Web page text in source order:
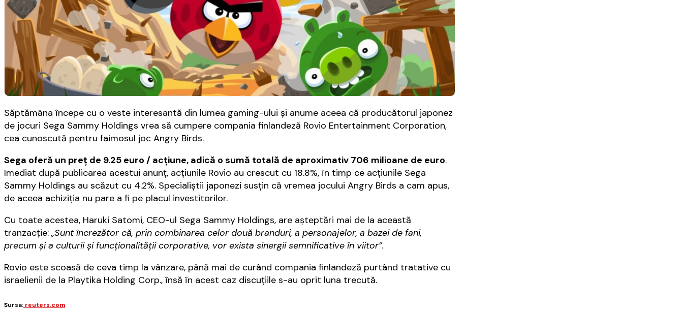
Săptămâna începe cu o veste interesantă din lumea gaming-ului şi anume aceea că producătorul japonez
de jocuri Sega Sammy Holdings vrea să cumpere compania finlandeză Rovio Entertainment Corporation,
cea cunoscută pentru faimosul joc Angry Birds.
Sega oferă un preţ de 9.25 euro / acţiune, adică o sumă totală de aproximativ 706 milioane de euro.
Imediat după publicarea acestui anunţ, acţiunile Rovio au crescut cu 18.8%, în timp ce acţiunile Sega
Sammy Holdings au scăzut cu 4.2%. Specialiştii japonezi susţin că vremea jocului Angry Birds a cam apus,
de aceea achiziţia nu pare a fi pe placul investitorilor.
Cu toate acestea, Haruki Satomi, CEO-ul Sega Sammy Holdings, are aşteptări mai de la această
tranzacţie:„Sunt încrezător că, prin combinarea celor două branduri, a personajelor, a bazei de fani,
precum și a culturii și funcționalității corporative, vor exista sinergii semnificative în viitor”.
Rovio este scoasă de ceva timp la vânzare, până mai de curând compania finlandeză purtând tratative cu
israelienii de la Playtika Holding Corp., însă în acest caz discuţiile s-au oprit luna trecută.
Sursa: reuters.com